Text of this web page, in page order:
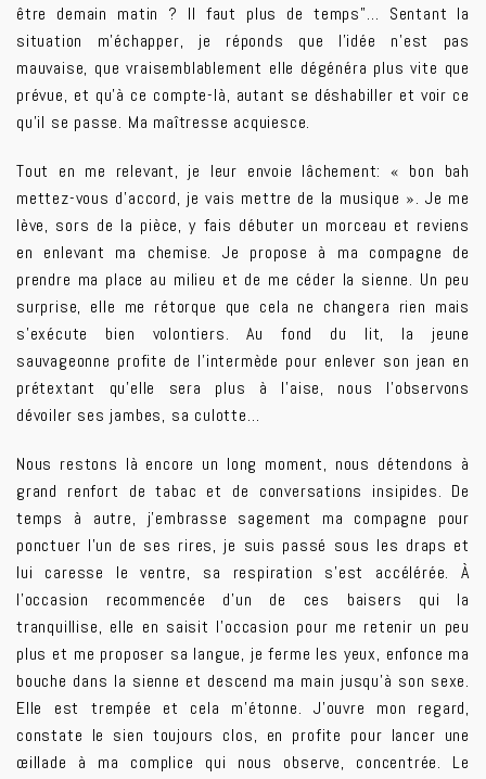
être demain matin ? Il faut plus de temps”… Sentant la
situation m’échapper, je réponds que l’idée n’est pas
mauvaise, que vraisemblablement elle dégénéra plus vite que
prévue, et qu’à ce compte-là, autant se déshabiller et voir ce
qu’il se passe. Ma maîtresse acquiesce.
Tout en me relevant, je leur envoie lâchement: « bon bah
mettez-vous d’accord, je vais mettre de la musique ». Je me
lève, sors de la pièce, y fais débuter un morceau et reviens
en enlevant ma chemise. Je propose à ma compagne de
prendre ma place au milieu et de me céder la sienne. Un peu
surprise, elle me rétorque que cela ne changera rien mais
s’exécute bien volontiers. Au fond du lit, la jeune
sauvageonne profite de l’intermède pour enlever son jean en
prétextant qu’elle sera plus à l’aise, nous l’observons
dévoiler ses jambes, sa culotte…
Nous restons là encore un long moment, nous détendons à
grand renfort de tabac et de conversations insipides. De
temps à autre, j’embrasse sagement ma compagne pour
ponctuer l’un de ses rires, je suis passé sous les draps et
lui caresse le ventre, sa respiration s’est accélérée. À
l’occasion recommencée d’un de ces baisers qui la
tranquillise, elle en saisit l’occasion pour me retenir un peu
plus et me proposer sa langue, je ferme les yeux, enfonce ma
bouche dans la sienne et descend ma main jusqu’à son sexe.
Elle
est trempée et cela m’étonne. J’ouvre mon regard,
constate le sien toujours clos, en profite pour lancer une
œillade à ma complice qui nous observe, concentrée. Le